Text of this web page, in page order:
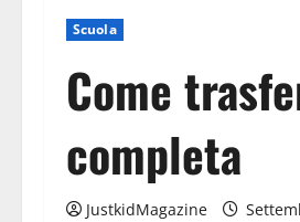
Scuola
Come
completa
JustkidMagazine